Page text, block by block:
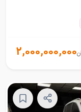
2,000,000,000